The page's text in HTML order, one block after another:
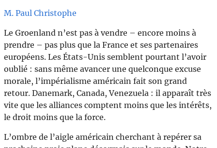
M. Paul Christophe
Le Groenland n’est pas à vendre – encore moins à
prendre – pas plus que la France et ses partenaires
européens. Les États-Unis semblent pourtant l’avoir
oublié : sans même avancer une quelconque excuse
morale, l’impérialisme américain fait son grand
retour. Danemark, Canada, Venezuela : il apparaît très
vite que les alliances comptent moins que les intérêts,
le droit moins que la force.
L’ombre de l’aigle américain cherchant à repérer sa